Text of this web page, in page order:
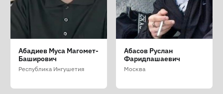
Абадиев Муса Магомет-
Баширович
Республика Ингушетия
Абасов Руслан
Фаридпашаевич
Москва